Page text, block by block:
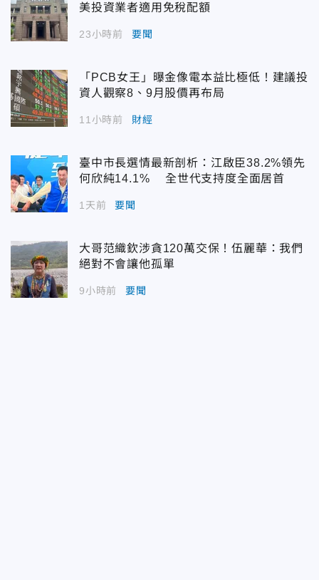
美投資業者適用免稅配額
23小時前 要聞
「PCB女王」曝金像電本益比極低！建議投
資人觀察8、9月股價再布局
11小時前 財經
臺中市長選情最新剖析：江啟臣38.2%領先
何欣純14.1% 全世代支持度全面居首
1天前 要聞
大哥范織欽涉貪120萬交保！伍麗華：我們
絕對不會讓他孤單
9小時前 要聞